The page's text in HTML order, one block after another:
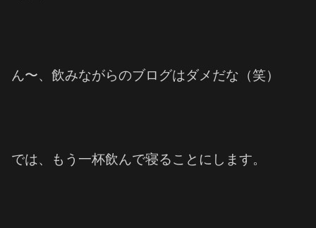
ん〜、飲みながらのブログはダメだな（笑）
では、もう一杯飲んで寝ることにします。